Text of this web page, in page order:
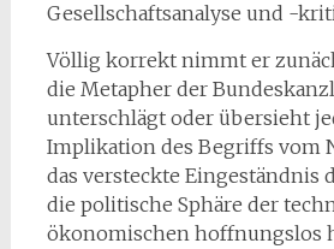
Gesellschaftsanalyse und -
Völlig korrekt nimmt er
die Metapher der
unterschlägt oder übersieht
Implikation des Begriffs vom
das versteckte Eingeständnis
die politische Sphäre der
ökonomischen hoffnungslos